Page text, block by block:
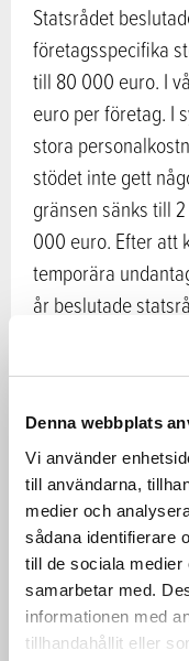
Denna webbplats
Vi använder
till användarna,
medier och
sådana identifierare
till de sociala
samarbetar med.
informationen med
tillhandahållit eller
Statsrådet
företagsspecifika
till 80 000 euro. I
euro per företag. I
stora
stödet inte gett
gränsen sänks till
000 euro. Efter att
temporära
år beslutade
och beviljas inte för
kan man
anskaffning av
om
fortsatta